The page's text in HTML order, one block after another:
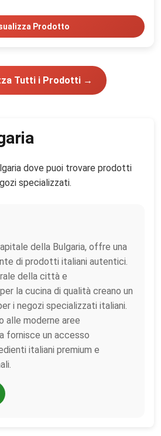
Prodotto
Tutti i Prodotti →
dove puoi trovare prodotti
specializzati.
della Bulgaria, offre una
di prodotti italiani autentici.
della città e
la cucina di qualità creano un
i negozi specializzati italiani.
alle moderne aree
fornisce un accesso
italiani premium e